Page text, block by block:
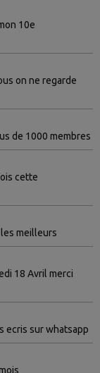
10e
on ne regarde
de 1000 membres
cette
meilleurs
18 Avril merci
ecris sur whatsapp